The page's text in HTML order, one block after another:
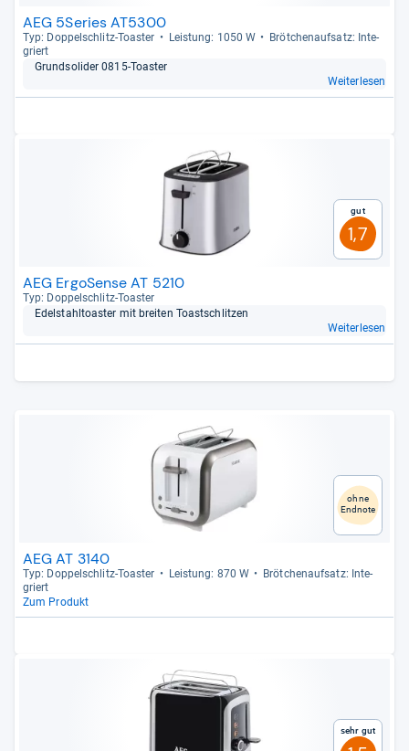
AEG 5Series AT5300
Typ: Dop­pel­schlitz-​Toas­ter Leis­tung: 1050 W
Bröt­chen­auf­satz: Inte­
griert
Grund­so­li­der 0815-​Toas­ter
Weiterlesen
Gut
1,7
AEG ErgoSense AT 5210
Typ: Dop­pel­schlitz-​Toas­ter
Edel­stahl­toas­ter mit brei­ten Toast­schlit­zen
Weiterlesen
ohne
Endnote
AEG AT 3140
Typ: Dop­pel­schlitz-​Toas­ter Leis­tung: 870 W
Bröt­chen­auf­satz: Inte­
griert
Zum Produkt
Sehr gut